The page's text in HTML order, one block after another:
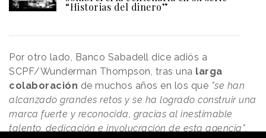
“Historias del dinero”
Por otro lado, Banco Sabadell dice adiós a
SCPF/Wunderman Thompson, tras una larga
colaboración de muchos años en los que "se han
alcanzado grandes retos y se ha logrado construir una
marca fuerte y reconocida, gracias al inestimable
talento, dedicación e involucración de esta agencia",